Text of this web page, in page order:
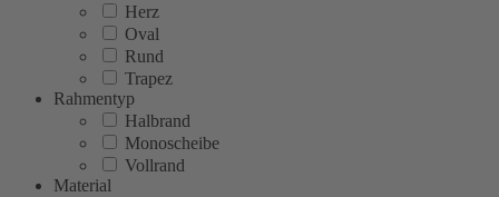
Herz
Oval
Rund
Trapez
Rahmentyp
Halbrand
Monoscheibe
Vollrand
Material